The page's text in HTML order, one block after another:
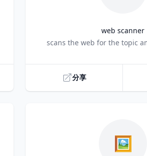
web scanner
Title
scans the web for the topic
分享
🖼️